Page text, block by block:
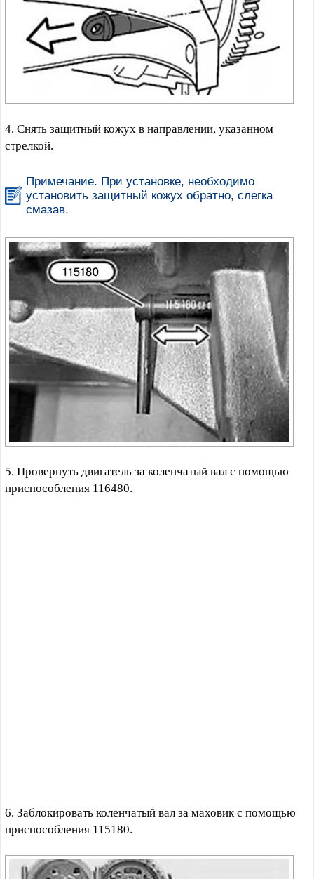
4. Снять защитный кожух в направлении, указанном
стрелкой.
Примечание. При установке, необходимо
установить защитный кожух обратно, слегка
смазав.
5. Провернуть двигатель за коленчатый вал с помощью
приспособления 116480.
6. Заблокировать коленчатый вал за маховик с помощью
приспособления 115180.